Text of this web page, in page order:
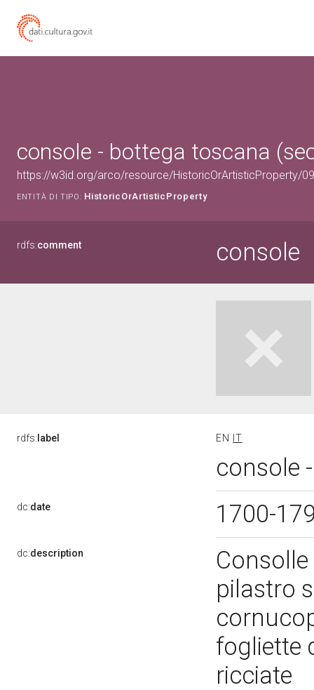
console - bottega toscana
https://w3id.org/arco/resource/HistoricOrArtisticProperty/
ENTITÀ DI TIPO: HistoricOrArtisticProperty
rdfs:comment console
rdfs: label EN IT
console
dc:date 1700-
dc:description
pilastro
fogliette
ricciate